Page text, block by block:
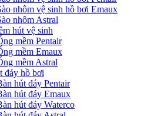
nhôm vệ sinh hồ bơi Emaux
nhôm Astral
hút vệ sinh
mềm Pentair
mềm Emaux
mềm Astral
đáy hồ bơi
hút đáy Pentair
hút đáy Emaux
hút đáy Waterco